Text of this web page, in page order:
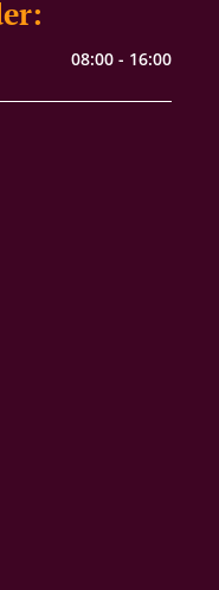
08:00 - 16:00